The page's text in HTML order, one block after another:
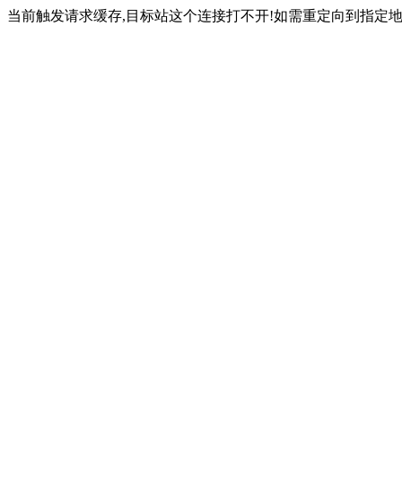
当前触发请求缓存,目标站这个连接打不开!如需重定向到指定